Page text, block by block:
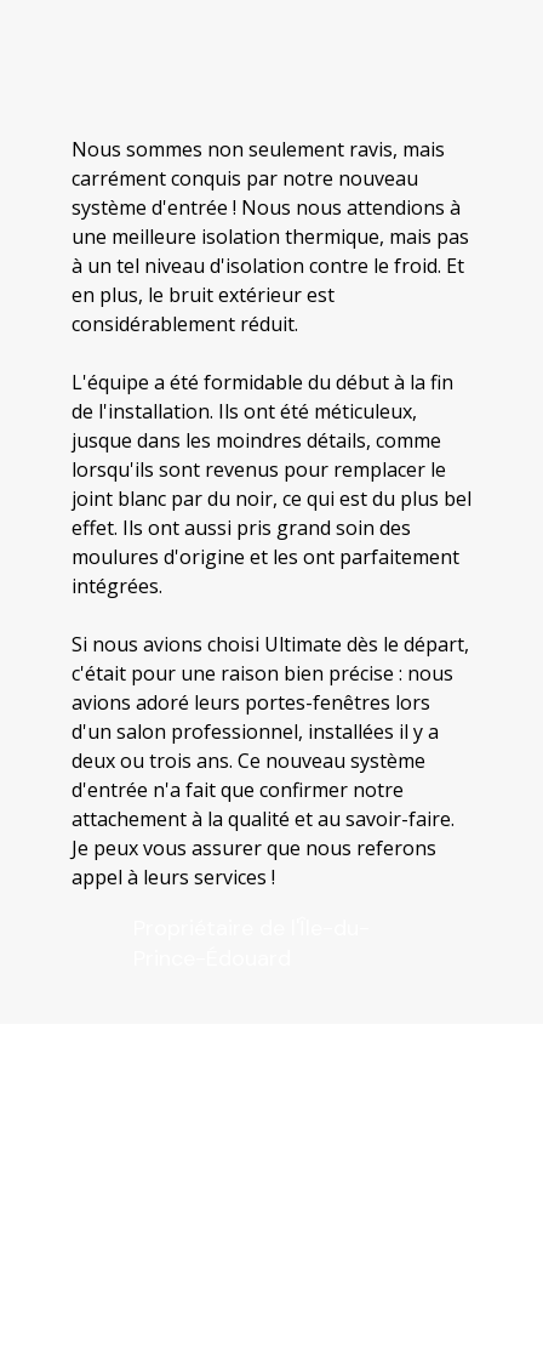
Nous sommes non seulement ravis, mais
carrément conquis par notre nouveau
système d'entrée ! Nous nous attendions à
une meilleure isolation thermique, mais pas
à un tel niveau d'isolation contre le froid. Et
en plus, le bruit extérieur est
considérablement réduit.
L'équipe a été formidable du début à la fin
de l'installation. Ils ont été méticuleux,
jusque dans les moindres détails, comme
lorsqu'ils sont revenus pour remplacer le
joint blanc par du noir, ce qui est du plus bel
effet. Ils ont aussi pris grand soin des
moulures d'origine et les ont parfaitement
intégrées.
Si nous avions choisi Ultimate dès le départ,
c'était pour une raison bien précise : nous
avions adoré leurs portes-fenêtres lors
d'un salon professionnel, installées il y a
deux ou trois ans. Ce nouveau système
d'entrée n'a fait que confirmer notre
attachement à la qualité et au savoir-faire.
Je peux vous assurer que nous referons
appel à leurs services !